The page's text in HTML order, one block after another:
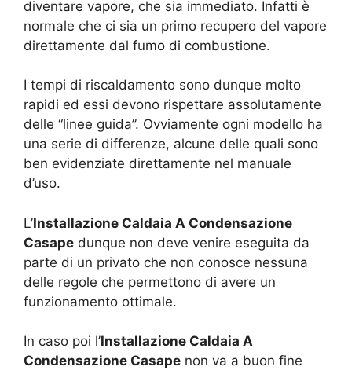
diventare vapore, che sia immediato. Infatti è
normale che ci sia un primo recupero del vapore
direttamente dal fumo di combustione.
I tempi di riscaldamento sono dunque molto
rapidi ed essi devono rispettare assolutamente
delle “linee guida”. Ovviamente ogni modello ha
una serie di differenze, alcune delle quali sono
ben evidenziate direttamente nel manuale
d’uso.
L’Installazione Caldaia A Condensazione
Casape dunque non deve venire eseguita da
parte di un privato che non conosce nessuna
delle regole che permettono di avere un
funzionamento ottimale.
In caso poi l’Installazione Caldaia A
Condensazione Casape non va a buon fine